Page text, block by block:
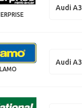
Audi A3
Audi A3